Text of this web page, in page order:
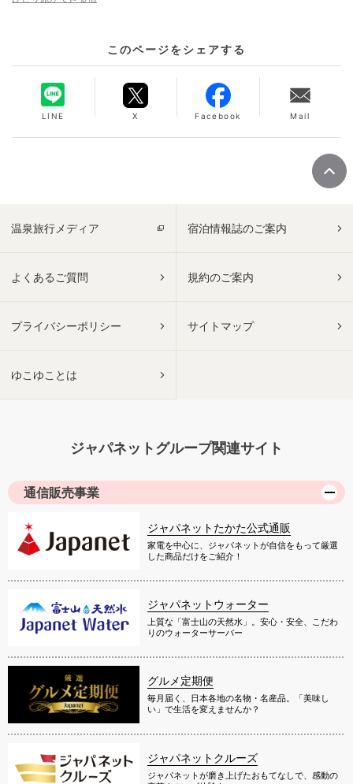
このページをシェアする
LINE X Facebook Mail
温泉旅行メディア 宿泊情報誌のご案内
よくあるご質問 規約のご案内
プライバシーポリシー サイトマップ
ゆこゆことは
ジャパネットグループ関連サイト
通信販売事業
ジャパネットたかた公式通販
家電を中心に、ジャパネットが自信をもって厳選
した商品だけをご紹介！
ジャパネットウォーター
上質な「富士山の天然水」。安心・安全、こだわ
りのウォーターサーバー
グルメ定期便
毎月届く、日本各地の名物・名産品。「美味し
い」で生活を変えませんか？
ジャパネットクルーズ
ジャパネットが磨き上げたおもてなしで、感動の